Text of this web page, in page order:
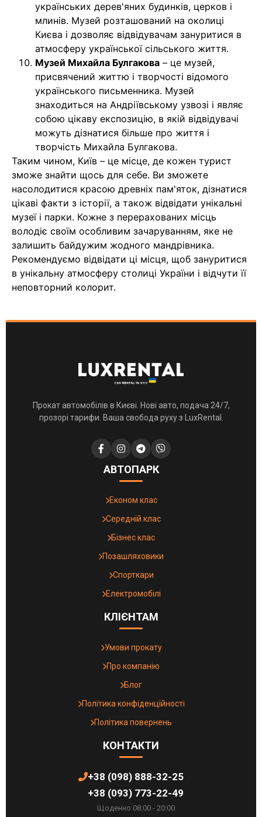
українських дерев'яних будинків, церков і
млинів. Музей розташований на околиці
Києва і дозволяє відвідувачам зануритися в
атмосферу української сільського життя.
Музей Михайла Булгакова – це музей,
присвячений життю і творчості відомого
українського письменника. Музей
знаходиться на Андріївському узвозі і являє
собою цікаву експозицію, в якій відвідувачі
можуть дізнатися більше про життя і
творчість Михайла Булгакова.
Таким чином, Київ – це місце, де кожен турист
зможе знайти щось для себе. Ви зможете
насолодитися красою древніх пам'яток, дізнатися
цікаві факти з історії, а також відвідати унікальні
музеї і парки. Кожне з перерахованих місць
володіє своїм особливим зачаруванням, яке не
залишить байдужим жодного мандрівника.
Рекомендуємо відвідати ці місця, щоб зануритися
в унікальну атмосферу столиці України і відчути її
неповторний колорит.
Прокат автомобілів в Києві. Нові авто, подача 24/7,
прозорі тарифи. Ваша свобода руху з LuxRental.
АВТОПАРК
Економ клас
Середній клас
Бізнес клас
Позашляховики
Спорткари
Електромобілі
КЛІЄНТАМ
Умови прокату
Про компанію
Блог
Політика конфіденційності
Політика повернень
КОНТАКТИ
+38 (098) 888-32-25
+38 (093) 773-22-49
Щоденно 08:00 - 20:00